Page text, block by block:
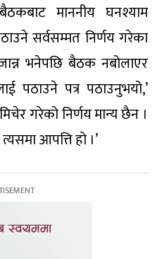
माननीय घनश्याम
सर्वसम्मत निर्णय गरेका
भनेपछि बैठक नबोलाएर
पठाउने पत्र पठाउनुभयो,’
गरेको निर्णय मान्य छैन ।
आपत्ति हो ।’